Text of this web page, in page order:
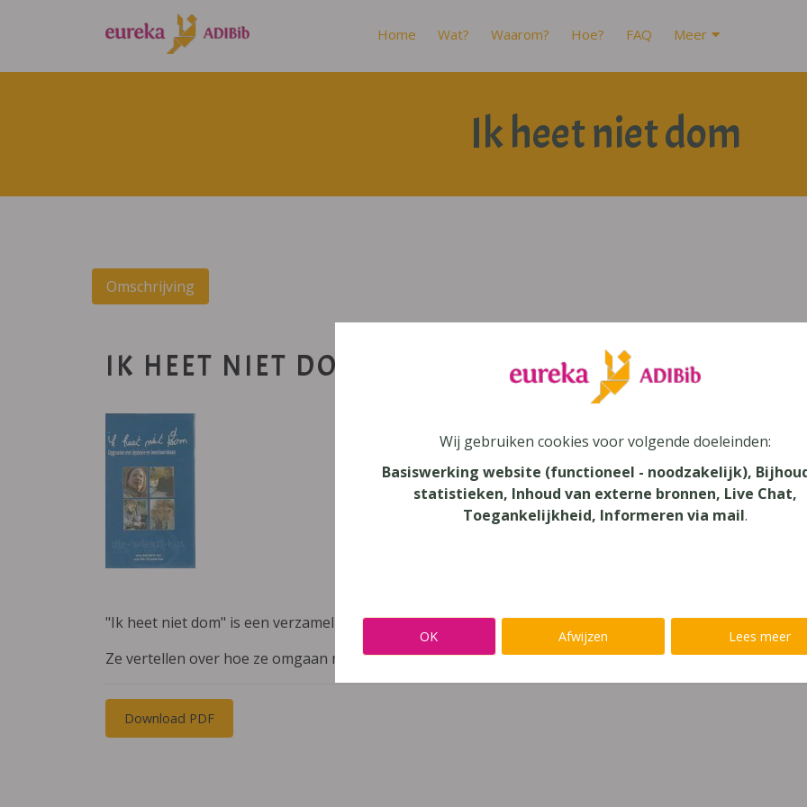
Home Wat? Waarom? Hoe? FAQ Meer
Ik heet niet dom
Omschrijving
IK HEET NIET DOM
"Ik heet niet dom" is een verzameling van vier pakkende getuigenissen van mensen met een
Ze vertellen over hoe ze omgaan met hun leerstoornis in het dagelijkse leven.
Download PDF
Wij gebruiken cookies voor volgende doeleinden:
Basiswerking website (functioneel - noodzakelijk),
statistieken, Inhoud van externe bronnen, Live Chat,
Toegankelijkheid, Informeren via mail.
OK Afwijzen Lees meer